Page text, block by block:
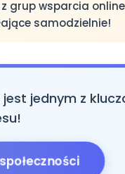
wsparcia
samodzielnie!
jednym z